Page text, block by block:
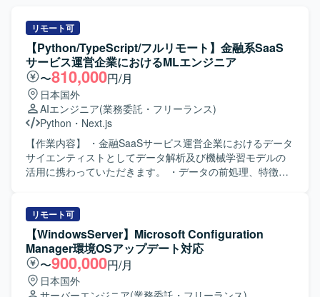
リモート可
【Python/TypeScript/フルリモート】金融系SaaS
サービス運営企業におけるMLエンジニア
〜810,000円/月
日本国外
AIエンジニア(業務委託・フリーランス)
Python ・ Next.js
【作業内容】 ・金融SaaSサービス運営企業におけるデータ
サイエンティストとしてデータ解析及び機械学習モデルの
活用に携わっていただきます。 ・データの前処理、特徴量
化を行っていただきます。 ・プロダクト内および社内への
AI導入を行っていただきます。 【開発環境】 ・開発言語：
Python、Typescript ・機械学習・統計モデリング：scikit-
learn、LightGBM、pandas、numpy etc. ・クラウドプラッ
トフォーム：Google Cloud Platform ・分析基盤：BigQuery
・アプリケーション：Next.js、FastAPI ・構成管理ツー
リモート可
【WindowsServer】Microsoft Configuration
Manager環境OSアップデート対応
〜900,000円/月
日本国外